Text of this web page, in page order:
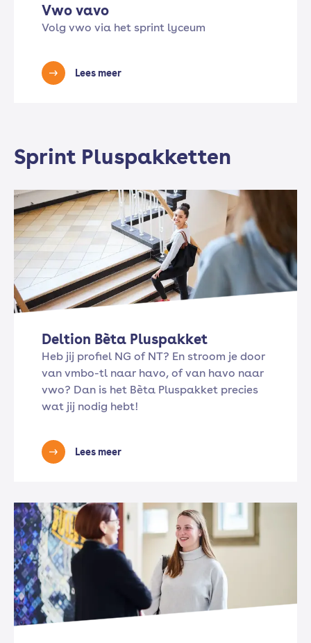
Vwo vavo
Volg vwo via het sprint lyceum
Lees meer
Sprint Pluspakketten
Deltion Bèta Pluspakket
Heb jij profiel NG of NT? En stroom je door
van vmbo-tl naar havo, of van havo naar
vwo? Dan is het Bèta Pluspakket precies
wat jij nodig hebt!
Lees meer